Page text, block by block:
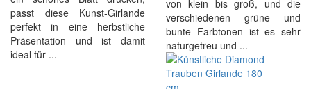
passt diese Kunst-Girlande
perfekt in eine herbstliche
Präsentation und ist damit
ideal für ...
von klein bis groß, und die
verschiedenen grüne und
bunte Farbtonen ist es sehr
naturgetreu und ...